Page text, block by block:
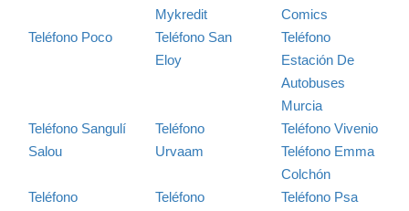
Mykredit
Comics
Teléfono Poco
Teléfono San
Eloy
Teléfono
Estación De
Autobuses
Murcia
Teléfono Sangulí
Salou
Teléfono
Urvaam
Teléfono Vivenio
Teléfono Emma
Colchón
Teléfono
Teléfono
Teléfono Psa